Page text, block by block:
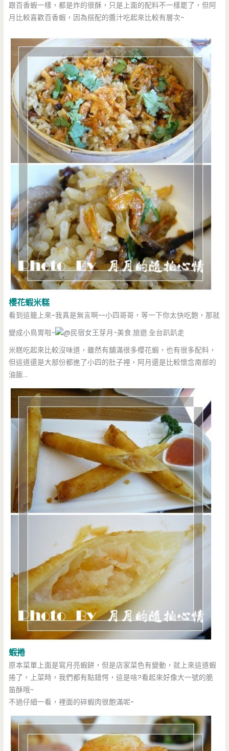
跟百香蝦一樣，都是炸的很酥，只是上面的配料不一樣罷了，但阿
月比較喜歡百香蝦，因為搭配的醬汁吃起來比較有層次~
櫻花蝦米糕
看到這籠上來~我真是無言啊~~小四哥哥，等一下你太快吃飽，那就
變成小鳥胃啦~
米糕吃起來比較沒味道，雖然有舖滿很多櫻花蝦，也有很多配料，
但這道還是大部份都進了小四的肚子裡，阿月還是比較懷念南部的
油飯…
蝦捲
原本菜單上面是寫月亮蝦餅，但是店家菜色有變動，就上來這道蝦
捲了，上菜時，我們都有點錯愕，這是啥?看起來好像大一號的脆
笛酥哦~
不過仔細一看，裡面的碎蝦肉很飽滿呢~